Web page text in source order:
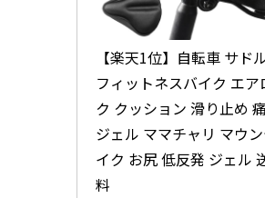
【楽天1位】自転車 サド
フィットネスバイク エア
ク クッション 滑り止め
ジェル ママチャリ マウ
イク お尻 低反発 ジェル
料